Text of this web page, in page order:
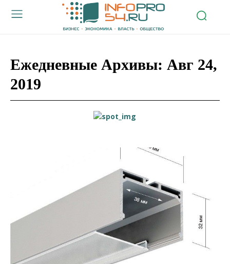
Ежедневные Архивы: Авг 24,
2019